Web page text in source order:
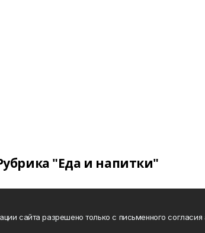
"Еда и напитки"
сайта разрешено только с письменного согласия